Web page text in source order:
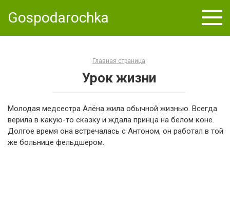
Gospodarochka
Главная страница
Урок жизни
Молодая медсестра Алёна жила обычной жизнью. Всегда
верила в какую-то сказку и ждала принца на белом коне.
Долгое время она встречалась с Антоном, он работал в той
же больнице фельдшером.